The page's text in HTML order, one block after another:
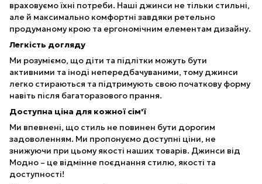
враховуємо їхні потреби. Наші джинси не тільки стильні,
але й максимально комфортні завдяки ретельно
продуманому крою та ергономічним елементам дизайну.
Легкість догляду
Ми розуміємо, що діти та підлітки можуть бути
активними та іноді непередбачуваними, тому джинси
легко стираються та підтримують свою початкову форму
навіть після багаторазового прання.
Доступна ціна для кожної сім'ї
Ми впевнені, що стиль не повинен бути дорогим
задоволенням. Ми пропонуємо доступні ціни, не
знижуючи при цьому якості наших товарів. Джинси від
Модно – це відмінне поєднання стилю, якості та
доступності!